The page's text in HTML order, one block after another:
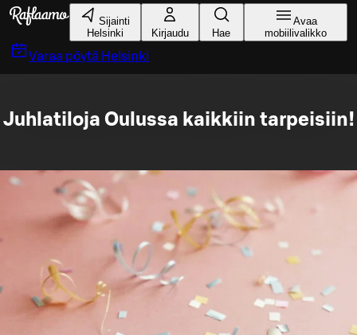
Siirry pääsisältöön
Sijainti
Helsinki
Kirjaudu Hae
Avaa
mobiilivalikko
Varaa pöytä Helsinki
Juhlatiloja Oulussa kaikkiin tarpeisiin!